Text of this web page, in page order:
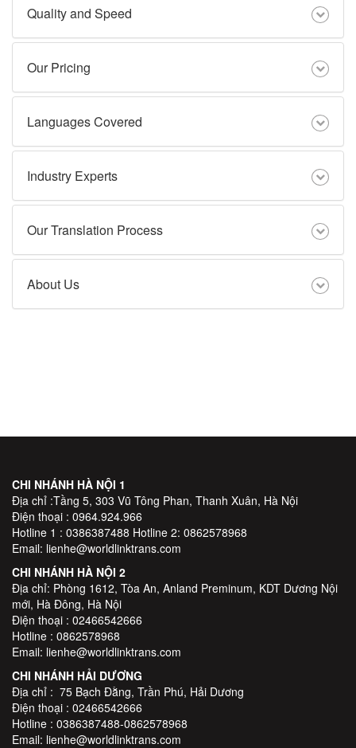
Quality and Speed
Our Pricing
Languages Covered
Industry Experts
Our Translation Process
About Us
CHI NHÁNH HÀ NỘI 1
Địa chỉ :Tầng 5, 303 Vũ Tông Phan, Thanh Xuân, Hà Nội
Điện thoại : 0964.924.966
Hotline 1 : 0386387488 Hotline 2: 0862578968
Email: lienhe@worldlinktrans.com
CHI NHÁNH HÀ NỘI 2
Địa chỉ: Phòng 1612, Tòa An, Anland Preminum, KDT Dương Nội
mới, Hà Đông, Hà Nội
Điện thoại : 02466542666
Hotline : 0862578968
Email: lienhe@worldlinktrans.com
CHI NHÁNH HẢI DƯƠNG
Địa chỉ : 75 Bạch Đằng, Trần Phú, Hải Dương
Điện thoại : 02466542666
Hotline : 0386387488-0862578968
Email: lienhe@worldlinktrans.com